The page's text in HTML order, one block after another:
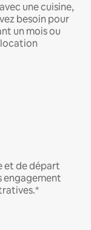
une cuisine,
besoin pour
un mois ou
et de départ
engagement